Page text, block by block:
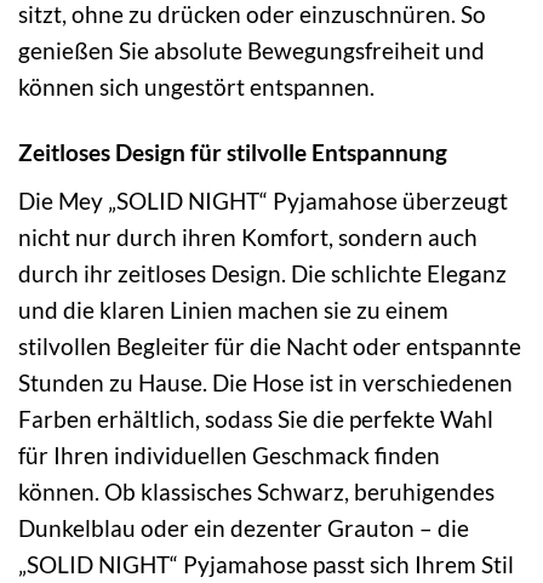
sitzt, ohne zu drücken oder einzuschnüren. So
genießen Sie absolute Bewegungsfreiheit und
können sich ungestört entspannen.
Zeitloses Design für stilvolle Entspannung
Die Mey „SOLID NIGHT“ Pyjamahose überzeugt
nicht nur durch ihren Komfort, sondern auch
durch ihr zeitloses Design. Die schlichte Eleganz
und die klaren Linien machen sie zu einem
stilvollen Begleiter für die Nacht oder entspannte
Stunden zu Hause. Die Hose ist in verschiedenen
Farben erhältlich, sodass Sie die perfekte Wahl
für Ihren individuellen Geschmack finden
können. Ob klassisches Schwarz, beruhigendes
Dunkelblau oder ein dezenter Grauton – die
„SOLID NIGHT“ Pyjamahose passt sich Ihrem Stil